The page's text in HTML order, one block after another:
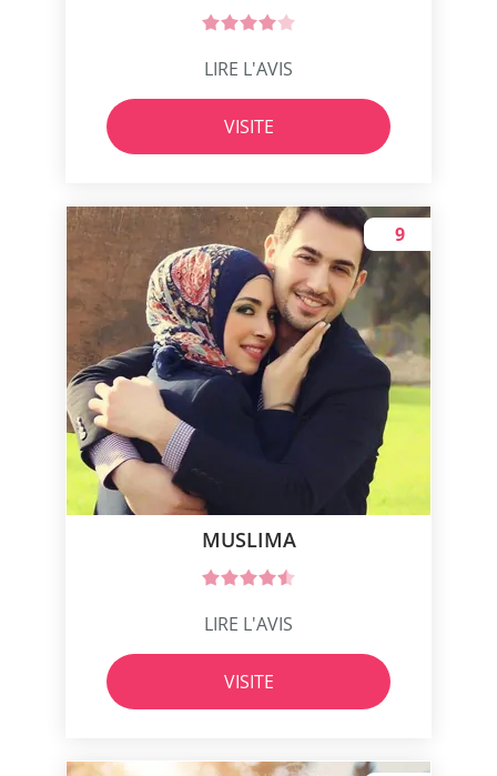
LIRE L'AVIS
VISITE
MUSLIMA
9
LIRE L'AVIS
VISITE